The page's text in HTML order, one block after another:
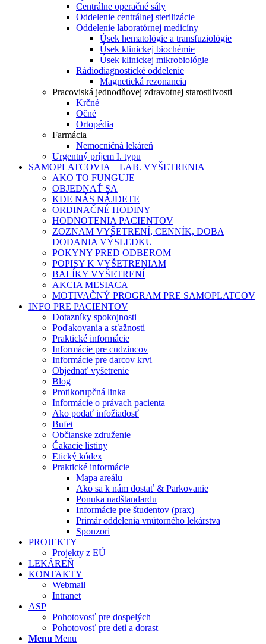
Centrálne operačné sály
Oddelenie centrálnej sterilizácie
Oddelenie laboratórnej medicíny
Úsek hematológie a transfuziológie
Úsek klinickej biochémie
Úsek klinickej mikrobiológie
Rádiodiagnostické oddelenie
Magnetická rezonancia
Pracoviská jednodňovej zdravotnej starostlivosti
Krčné
Očné
Ortopédia
Farmácia
Nemocničná lekáreň
Urgentný príjem I. typu
SAMOPLATCOVIA – LAB. VYŠETRENIA
AKO TO FUNGUJE
OBJEDNAŤ SA
KDE NÁS NÁJDETE
ORDINAČNÉ HODINY
HODNOTENIA PACIENTOV
ZOZNAM VYŠETRENÍ, CENNÍK, DOBA
DODANIA VÝSLEDKU
POKYNY PRED ODBEROM
POPISY K VYŠETRENIAM
BALÍKY VYŠETRENÍ
AKCIA MESIACA
MOTIVAČNÝ PROGRAM PRE SAMOPLATCOV
INFO PRE PACIENTOV
Dotazníky spokojnosti
Poďakovania a sťažnosti
Praktické informácie
Informácie pre cudzincov
Informácie pre darcov krvi
Objednať vyšetrenie
Blog
Protikorupčná linka
Informácie o právach pacienta
Ako podať infožiadosť
Bufet
Občianske združenie
Čakacie listiny
Etický kódex
Praktické informácie
Mapa areálu
Ako sa k nám dostať & Parkovanie
Ponuka nadštandardu
Informácie pre študentov (prax)
Primár oddelenia vnútorného lekárstva
Sponzori
PROJEKTY
Projekty z EÚ
LEKÁREŇ
KONTAKTY
Webmail
Intranet
ASP
Pohotovosť pre dospelých
Pohotovosť pre deti a dorast
Menu Menu